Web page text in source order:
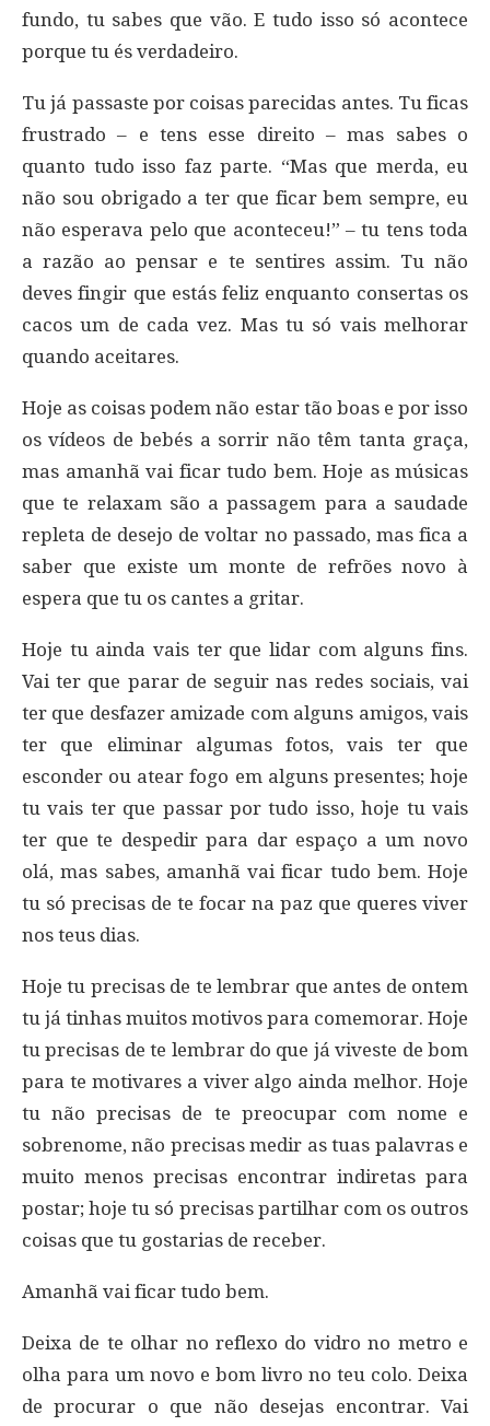
fundo, tu sabes que vão. E tudo isso só acontece
porque tu és verdadeiro.
Tu já passaste por coisas parecidas antes. Tu ficas
frustrado – e tens esse direito – mas sabes o
quanto tudo isso faz parte. “Mas que merda, eu
não sou obrigado a ter que ficar bem sempre, eu
não esperava pelo que aconteceu!” – tu tens toda
a razão ao pensar e te sentires assim. Tu não
deves fingir que estás feliz enquanto consertas os
cacos um de cada vez. Mas tu só vais melhorar
quando aceitares.
Hoje as coisas podem não estar tão boas e por isso
os vídeos de bebés a sorrir não têm tanta graça,
mas amanhã vai ficar tudo bem. Hoje as músicas
que te relaxam são a passagem para a saudade
repleta de desejo de voltar no passado, mas fica a
saber que existe um monte de refrões novo à
espera que tu os cantes a gritar.
Hoje tu ainda vais ter que lidar com alguns fins.
Vai ter que parar de seguir nas redes sociais, vai
ter que desfazer amizade com alguns amigos, vais
ter que eliminar algumas fotos, vais ter que
esconder ou atear fogo em alguns presentes; hoje
tu vais ter que passar por tudo isso, hoje tu vais
ter que te despedir para dar espaço a um novo
olá, mas sabes, amanhã vai ficar tudo bem. Hoje
tu só precisas de te focar na paz que queres viver
nos teus dias.
Hoje tu precisas de te lembrar que antes de ontem
tu já tinhas muitos motivos para comemorar. Hoje
tu precisas de te lembrar do que já viveste de bom
para te motivares a viver algo ainda melhor. Hoje
tu não precisas de te preocupar com nome e
sobrenome, não precisas medir as tuas palavras e
muito menos precisas encontrar indiretas para
postar; hoje tu só precisas partilhar com os outros
coisas que tu gostarias de receber.
Amanhã vai ficar tudo bem.
Deixa de te olhar no reflexo do vidro no metro e
olha para um novo e bom livro no teu colo. Deixa
de procurar o que não desejas encontrar. Vai